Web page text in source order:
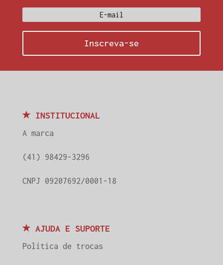
Inscreva-se
INSTITUCIONAL
A marca
(41) 98429-3296
CNPJ 09207692/0001-18
AJUDA E SUPORTE
Política de trocas